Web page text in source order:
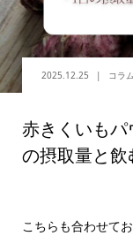
2025.12.25 コラム
赤きくいもパ
の摂取量と
こちらも合わせて